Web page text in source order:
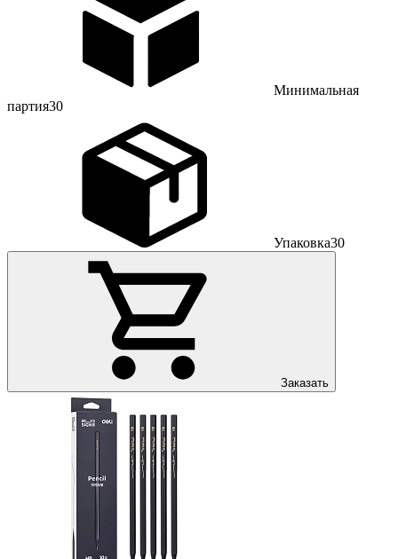
Минимальная
партия30
Упаковка30
Заказать